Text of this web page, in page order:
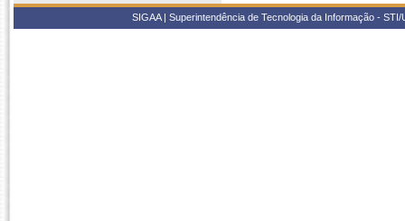
SIGAA | Superintendência de Tecnologia da Informação -